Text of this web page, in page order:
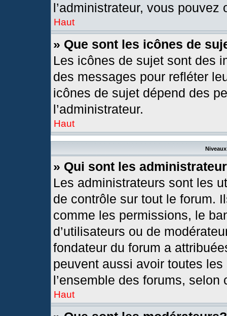
l’administrateur, vous
Haut
» Que sont les icônes de
Les icônes de sujet sont des
des messages pour refléter
icônes de sujet dépend des
l’administrateur.
Haut
» Qui sont les
Les administrateurs sont les
de contrôle sur tout le forum.
comme les permissions, le
d’utilisateurs ou de
fondateur du forum a
peuvent aussi avoir toutes
l’ensemble des forums,
Haut